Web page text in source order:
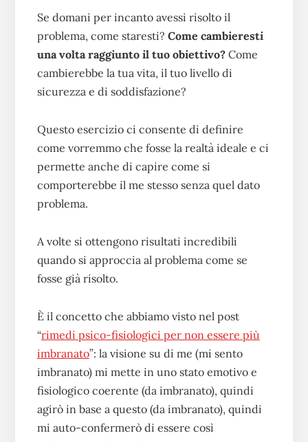
Se domani per incanto avessi risolto il
problema, come staresti? Come cambieresti
una volta raggiunto il tuo obiettivo?Come
cambierebbe la tua vita, il tuo livello di
sicurezza e di soddisfazione?
Questo esercizio ci consente di definire
come vorremmo che fosse la realtà ideale e ci
permette anche di capire come si
comporterebbe il me stesso senza quel dato
problema.
A volte si ottengono risultati incredibili
quando si approccia al problema come se
fosse già risolto.
È il concetto che abbiamo visto nel post
“rimedi psico-fisiologici per non essere più
imbranato”: la visione su di me (mi sento
imbranato) mi mette in uno stato emotivo e
fisiologico coerente (da imbranato), quindi
agirò in base a questo (da imbranato), quindi
mi auto-confermerò di essere così